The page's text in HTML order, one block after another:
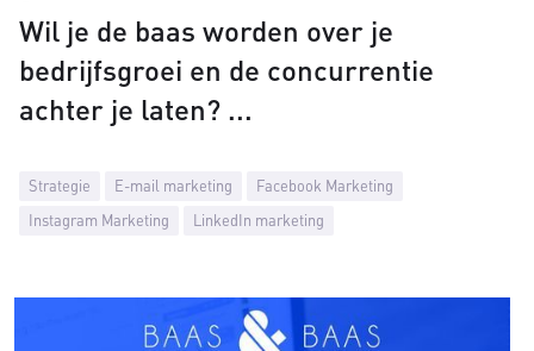
Strategie E-mail marketing
Facebook Marketing
Instagram Marketing
LinkedIn marketing
Wil je de baas worden over je
bedrijfsgroei en de concurrentie
achter je laten?